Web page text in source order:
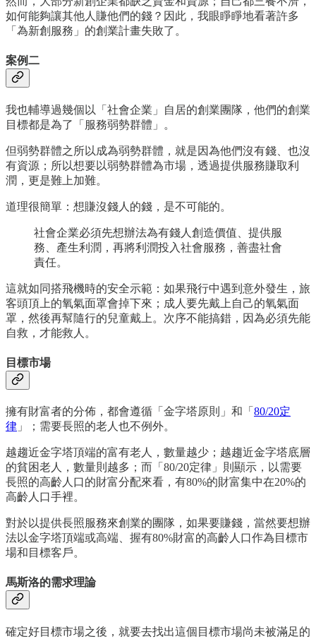
如何能夠讓其他人賺他們的錢？因此，我眼睜睜地看著許多
「為新創服務」的創業計畫失敗了。
案例二
我也輔導過幾個以「社會企業」自居的創業團隊，他們的創業
目標都是為了「服務弱勢群體」。
但弱勢群體之所以成為弱勢群體，就是因為他們沒有錢、也沒
有資源；所以想要以弱勢群體為市場，透過提供服務賺取利
潤，更是難上加難。
道理很簡單：想賺沒錢人的錢，是不可能的。
社會企業必須先想辦法為有錢人創造價值、提供服
務、產生利潤，再將利潤投入社會服務，善盡社會
責任。
這就如同搭飛機時的安全示範：如果飛行中遇到意外發生，旅
客頭頂上的氧氣面罩會掉下來；成人要先戴上自己的氧氣面
罩，然後再幫隨行的兒童戴上。次序不能搞錯，因為必須先能
自救，才能救人。
目標市場
擁有財富者的分佈，都會遵循「金字塔原則」和「 80/20定
律 」；需要長照的老人也不例外。
越趨近金字塔頂端的富有老人，數量越少；越趨近金字塔底層
的貧困老人，數量則越多；而「80/20定律」則顯示，以需要
長照的高齡人口的財富分配來看，有80%的財富集中在20%的
高齡人口手裡。
對於以提供長照服務來創業的團隊，如果要賺錢，當然要想辦
法以金字塔頂端或高端、握有80%財富的高齡人口作為目標市
場和目標客戶。
馬斯洛的需求理論
確定好目標市場之後，就要去找出這個目標市場尚未被滿足的